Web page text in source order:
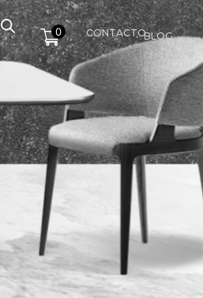
0 CONTACTOBLOG ESP